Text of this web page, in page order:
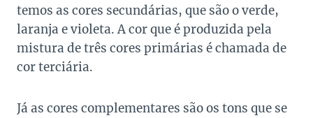
temos as cores secundárias, que são o verde,
laranja e violeta. A cor que é produzida pela
mistura de três cores primárias é chamada de
cor terciária.
Já as cores complementares são os tons que se